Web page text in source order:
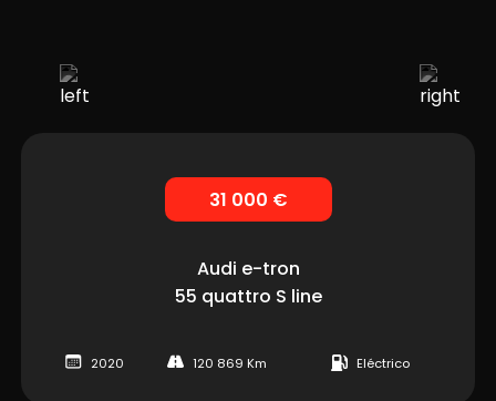
31 000 €
Audi e-tron
55 quattro S line
2020 120 869 Km Eléctrico